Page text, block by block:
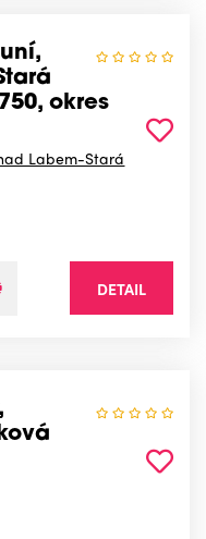
okres
Labem-Stará
DETAIL